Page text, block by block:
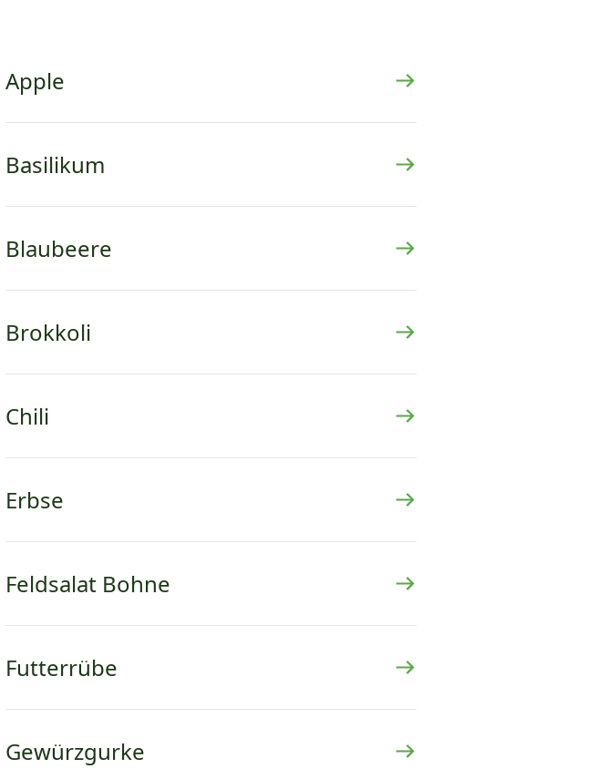
Apple
Basilikum
Blaubeere
Brokkoli
Chili
Erbse
Feldsalat Bohne
Futterrübe
Gewürzgurke